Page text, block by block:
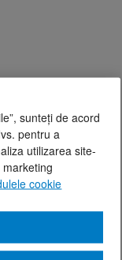
sunteți de acord
pentru a
utilizarea site-
cookie